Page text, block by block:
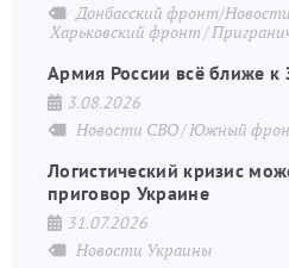
Донбасский фронт/
Харьковский фронт
Армия России всё ближе
3.08.2026
Новости СВО Южный
Логистический кризис
приговор Украине
31.07.2026
Новости Украины